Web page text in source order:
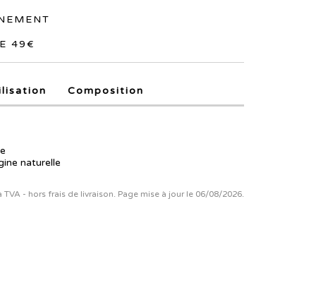
49€
Composition
naturelle
TVA - hors frais de livraison. Page mise à jour le 06/08/2026.